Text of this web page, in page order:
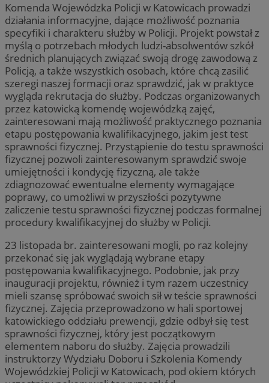
Komenda Wojewódzka Policji w Katowicach prowadzi
działania informacyjne, dające możliwość poznania
specyfiki i charakteru służby w Policji. Projekt powstał z
myślą o potrzebach młodych ludzi-absolwentów szkół
średnich planujących związać swoją drogę zawodową z
Policją, a także wszystkich osobach, które chcą zasilić
szeregi naszej formacji oraz sprawdzić, jak w praktyce
wygląda rekrutacja do służby. Podczas organizowanych
przez katowicką komendę wojewódzką zajęć,
zainteresowani mają możliwość praktycznego poznania
etapu postępowania kwalifikacyjnego, jakim jest test
sprawności fizycznej. Przystąpienie do testu sprawności
fizycznej pozwoli zainteresowanym sprawdzić swoje
umiejętności i kondycję fizyczną, ale także
zdiagnozować ewentualne elementy wymagające
poprawy, co umożliwi w przyszłości pozytywne
zaliczenie testu sprawności fizycznej podczas formalnej
procedury kwalifikacyjnej do służby w Policji.
23 listopada br. zainteresowani mogli, po raz kolejny
przekonać się jak wyglądają wybrane etapy
postępowania kwalifikacyjnego. Podobnie, jak przy
inauguracji projektu, również i tym razem uczestnicy
mieli szansę spróbować swoich sił w teście sprawności
fizycznej. Zajęcia przeprowadzono w hali sportowej
katowickiego oddziału prewencji, gdzie odbył się test
sprawności fizycznej, który jest początkowym
elementem naboru do służby. Zajęcia prowadzili
instruktorzy Wydziału Doboru i Szkolenia Komendy
Wojewódzkiej Policji w Katowicach, pod okiem których